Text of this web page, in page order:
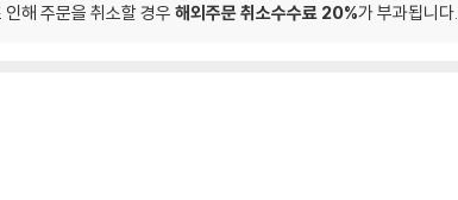
해 주문을 취소할 경우 해외주문 취소수수료 20%가 부과됩니다.